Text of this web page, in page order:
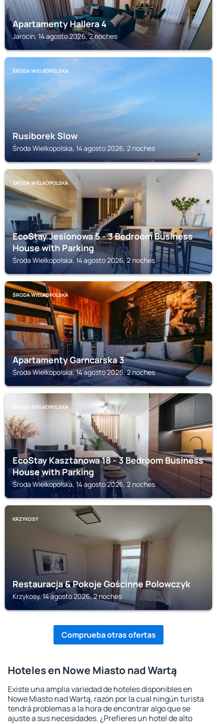
Apartamenty Hallera 4
Jarocin, 14 agosto 2026, 2 noches
ŚRODA WIELKOPOLSKA
Rusiborek Slow
Środa Wielkopolska, 14 agosto 2026, 2 noches
ŚRODA WIELKOPOLSKA
EcoStay Jesionowa 5 - 3 Bedroom Business
House with Parking
Środa Wielkopolska, 14 agosto 2026, 2 noches
ŚRODA WIELKOPOLSKA
Apartamenty Garncarska 3
Środa Wielkopolska, 14 agosto 2026, 2 noches
ŚRODA WIELKOPOLSKA
EcoStay Kasztanowa 18 - 3 Bedroom Business
House with Parking
Środa Wielkopolska, 14 agosto 2026, 2 noches
KRZYKOSY
Restauracja & Pokoje Gościnne Polowczyk
Krzykosy, 14 agosto 2026, 2 noches
Comprueba otras ofertas
Hoteles en Nowe Miasto nad Wartą
Existe una amplia variedad de hoteles disponibles en
Nowe Miasto nad Wartą, razón por la cual ningún turista
tendrá problemas a la hora de encontrar algo que se
ajuste a sus necesidades. ¿Prefieres un hotel de alto